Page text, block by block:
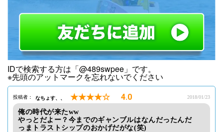
IDで検索する方は「@489swpee」です。
※先頭のアットマークを忘れないでください
投稿者： なちょす、、 ★★★★☆ 4.0 2018/01/23
俺の時代が来たww
やっとだよー？今までのギャンブルはなんだったんだ
っまトラストシップのおかげだがな(笑)